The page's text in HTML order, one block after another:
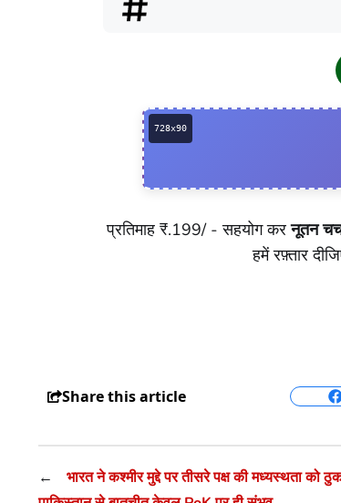
प्रतिमाह ₹.199/ - सहयोग करनूतन
हमें रफ़्तार
Share this article
←
भारत ने कश्मीर मुद्दे पर तीसरे पक्ष की मध्यस्थता को